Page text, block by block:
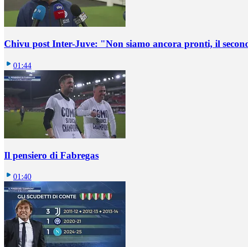
Chivu post Inter-Juve: "Non siamo ancora pronti, il
01:44
Il pensiero di Fabregas
01:40